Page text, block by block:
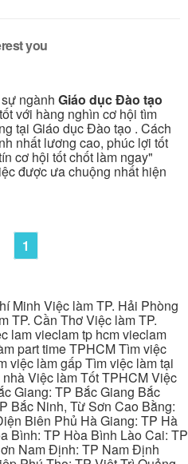
you
ngành Giáo dục Đào tạo
với hàng nghìn cơ hội tìm
tại Giáo dục Đào tạo . Cách
nhất lương cao, phúc lợi tốt
cơ hội tốt chốt làm ngay"
được ưa chuộng nhất hiện
1
Minh Việc làm TP. Hải Phòng
TP. Cần Thơ Việc làm TP.
lam vieclam tp hcm vieclam
part time TPHCM Tìm việc
việc làm gấp Tìm việc làm tại
Việc làm Tốt TPHCM Việc
Giang: TP Bắc Giang Bắc
Bắc Ninh, Từ Sơn Cao Bằng:
Biên Phủ Hà Giang: TP Hà
Bình: TP Hòa Bình Lào Cai: TP
Nam Định: TP Nam Định